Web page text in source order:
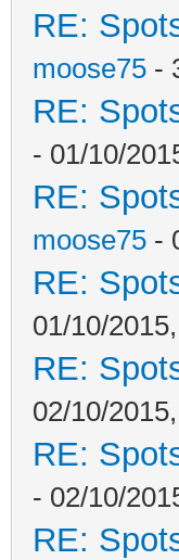
RE:
moose75 -
RE:
- 01/10/
RE:
moose75 -
RE:
01/10/
RE:
02/10/
RE:
- 02/10/
RE: